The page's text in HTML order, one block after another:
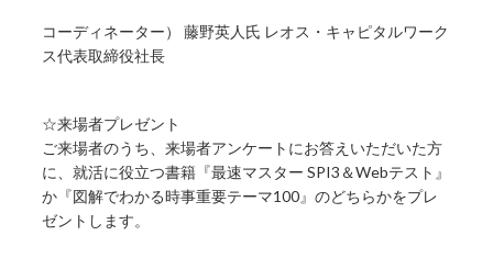
コーディネーター） 藤野英人氏 レオス・キャピタルワーク
ス代表取締役社長
☆来場者プレゼント
ご来場者のうち、来場者アンケートにお答えいただいた方
に、就活に役立つ書籍『最速マスター SPI3＆Webテスト』
か『図解でわかる時事重要テーマ100』のどちらかをプレ
ゼントします。